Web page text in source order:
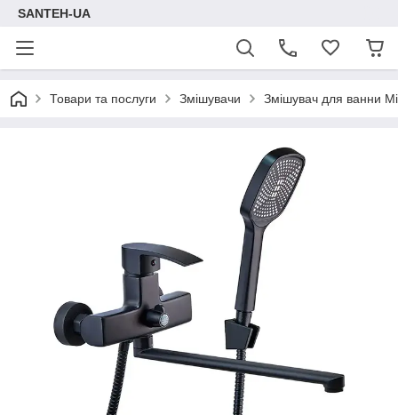
SANTEH-UA
Товари та послуги Змішувачи Змішувач для ванни